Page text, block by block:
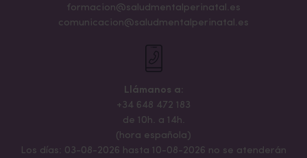
formacion@saludmentalperinatal.es
comunicacion@saludmentalperinatal.es
Llámanos a:
+34 648 472 183
de 10h. a 14h.
(hora española)
Los días: 03-08-2026 hasta 10-08-2026 no se atenderán